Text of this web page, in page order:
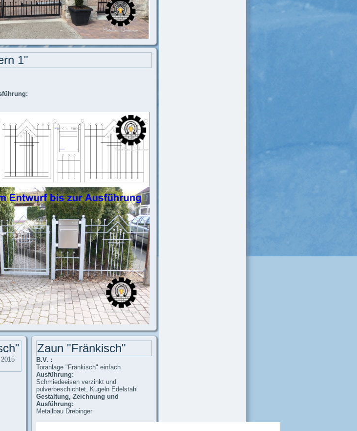
1"
Zaun "Fränkisch"
B.V. :
Toranlage "Fränkisch" einfach
Ausführung:
Schmiedeeisen verzinkt und
pulverbeschichtet, Kugeln Edelstahl
Gestaltung, Zeichnung und
Ausführung:
Metallbau Drebinger